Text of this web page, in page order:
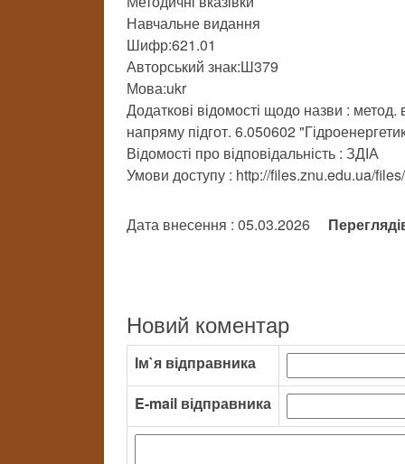
Навчальне видання
Шифр:621.01
Авторський знак:Ш379
Мова:ukr
Додаткові відомості щодо назви : метод.
напряму підгот. 6.050602
Відомості про відповідальність : ЗДІА
Умови доступу : http://files.znu.edu.ua/
Дата внесення : 05.03.2026
Новий коментар
Ім`я відправника
E-mail відправника